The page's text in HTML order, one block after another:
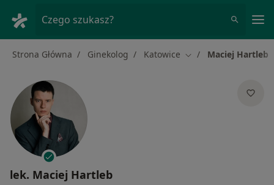
Czego szukasz?
Strona Główna Ginekolog Katowice Zmień miasto
Maciej Hartleb
lek. Maciej Hartleb